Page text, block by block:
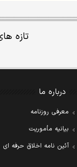
تازه
درباره ما
معرفی روزنامه
بیانیه مأموریت
آئین نامه اخلاق حرفه ای